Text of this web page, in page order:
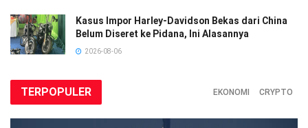
Kasus Impor Harley-Davidson Bekas dari China
Belum Diseret ke Pidana, Ini Alasannya
2026-08-06
TERPOPULER EKONOMI CRYPTO